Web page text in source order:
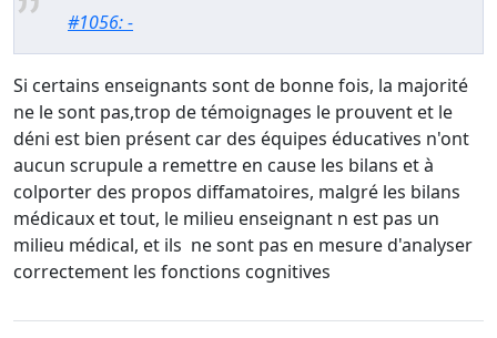
#1056: -
Si certains enseignants sont de bonne fois, la majorité
ne le sont pas,trop de témoignages le prouvent et le
déni est bien présent car des équipes éducatives n'ont
aucun scrupule a remettre en cause les bilans et à
colporter des propos diffamatoires, malgré les bilans
médicaux et tout, le milieu enseignant n est pas un
milieu médical, et ils ne sont pas en mesure d'analyser
correctement les fonctions cognitives